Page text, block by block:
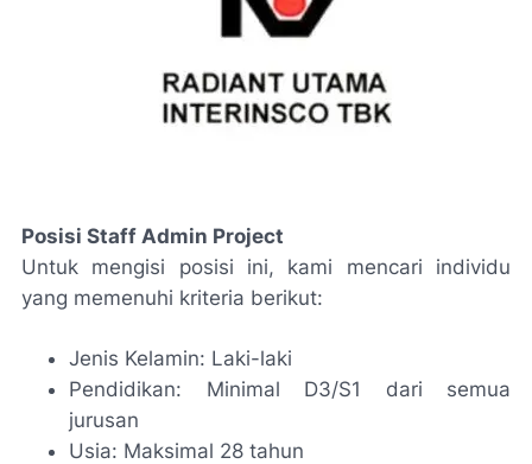
Posisi Staff Admin Project
Untuk mengisi posisi ini, kami mencari individu
yang memenuhi kriteria berikut:
Jenis Kelamin: Laki-laki
Pendidikan: Minimal D3/S1 dari semua
jurusan
Usia: Maksimal 28 tahun